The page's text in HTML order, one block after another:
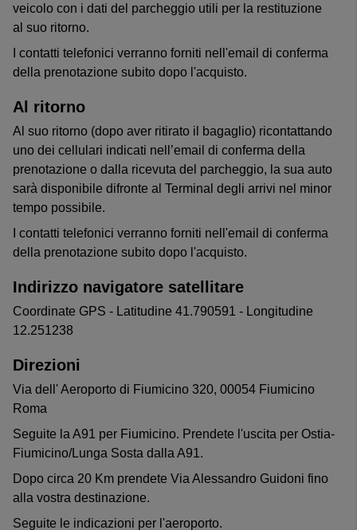
veicolo con i dati del parcheggio utili per la restituzione
al suo ritorno.
I contatti telefonici verranno forniti nell'email di conferma
della prenotazione subito dopo l'acquisto.
Al ritorno
Al suo ritorno (dopo aver ritirato il bagaglio) ricontattando
uno dei cellulari indicati nell’email di conferma della
prenotazione o dalla ricevuta del parcheggio, la sua auto
sarà disponibile difronte al Terminal degli arrivi nel minor
tempo possibile.
I contatti telefonici verranno forniti nell'email di conferma
della prenotazione subito dopo l'acquisto.
Indirizzo navigatore satellitare
Coordinate GPS - Latitudine 41.790591 - Longitudine
12.251238
Direzioni
Via dell' Aeroporto di Fiumicino 320, 00054 Fiumicino
Roma
Seguite la A91 per Fiumicino. Prendete l'uscita per Ostia-
Fiumicino/Lunga Sosta dalla A91.
Dopo circa 20 Km prendete Via Alessandro Guidoni fino
alla vostra destinazione.
Seguite le indicazioni per l'aeroporto.